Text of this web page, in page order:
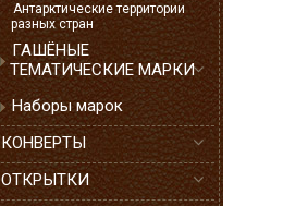
Антарктические территории
разных стран
ГАШЁНЫЕ
ТЕМАТИЧЕСКИЕ МАРКИ
Наборы марок
КОНВЕРТЫ
ОТКРЫТКИ